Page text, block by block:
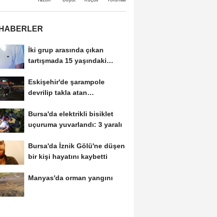
İki grup arasında çıkan
tartışmada 15 yaşındaki
Eskişehir'de şarampole
devrilip takla atan
Bursa'da elektrikli bisiklet
uçuruma yuvarlandı: 3 yaralı
Bursa'da İznik Gölü'ne düşen
bir kişi hayatını kaybetti
Manyas'da orman yangını